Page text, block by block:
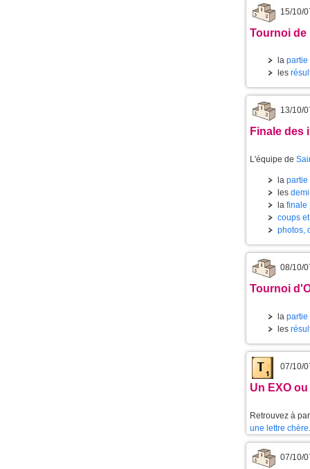
15/10/
Tournoi de
la partie
les
13/10/
Finale des
L'équipe de
la partie
les
la finale
coups
photos,
08/10/
Tournoi
la partie
les
07/10/
Un EXO
Retrouvez à
une lettre chère.
07/10/